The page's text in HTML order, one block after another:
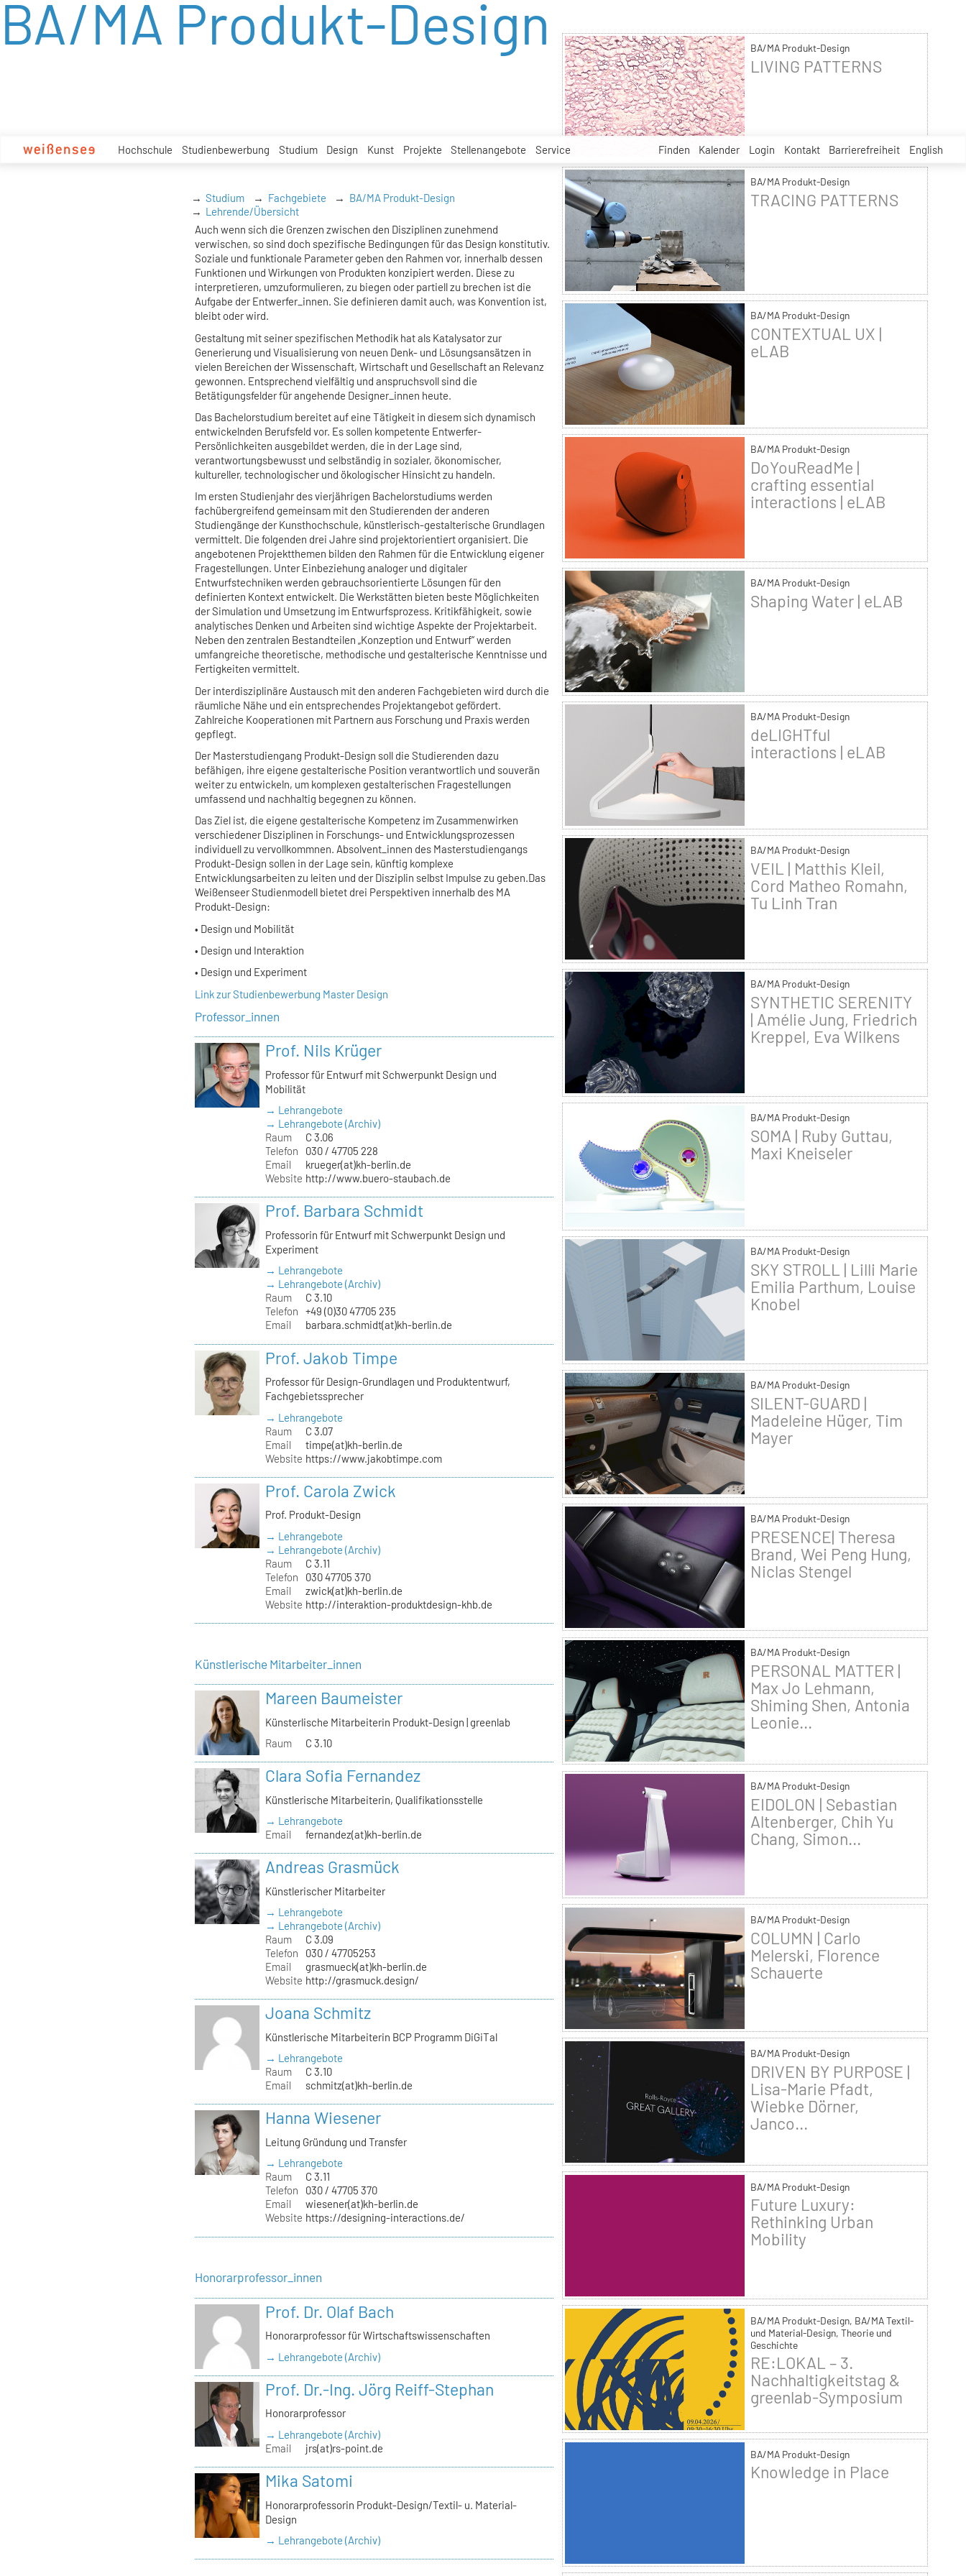
zum
Inhalt
Hochschule Studienbewerbung Studium Design Kunst Projekte Stellenangebote Service Finden Kalender Login Kontakt Barrierefreiheit English
BA/MA Produkt-Design
Studium Fachgebiete
BA/MA Produkt-Design
Lehrende/Übersicht
Auch wenn sich die Grenzen zwischen den Disziplinen zunehmend
verwischen, so sind doch spezifische Bedingungen für das Design konstitutiv.
Soziale und funktionale Parameter geben den Rahmen vor, innerhalb dessen
Funktionen und Wirkungen von Produkten konzipiert werden. Diese zu
interpretieren, umzuformulieren, zu biegen oder partiell zu brechen ist die
Aufgabe der Entwerfer_innen. Sie definieren damit auch, was Konvention ist,
bleibt oder wird.
Gestaltung mit seiner spezifischen Methodik hat als Katalysator zur
Generierung und Visualisierung von neuen Denk- und Lösungsansätzen in
vielen Bereichen der Wissenschaft, Wirtschaft und Gesellschaft an Relevanz
gewonnen. Entsprechend vielfältig und anspruchsvoll sind die
Betätigungsfelder für angehende Designer_innen heute.
Das Bachelorstudium bereitet auf eine Tätigkeit in diesem sich dynamisch
entwickelnden Berufsfeld vor. Es sollen kompetente Entwerfer-
Persönlichkeiten ausgebildet werden, die in der Lage sind,
verantwortungsbewusst und selbständig in sozialer, ökonomischer,
kultureller, technologischer und ökologischer Hinsicht zu handeln.
Im ersten Studienjahr des vierjährigen Bachelorstudiums werden
fachübergreifend gemeinsam mit den Studierenden der anderen
Studiengänge der Kunsthochschule, künstlerisch-gestalterische Grundlagen
vermittelt. Die folgenden drei Jahre sind projektorientiert organisiert. Die
angebotenen Projektthemen bilden den Rahmen für die Entwicklung eigener
Fragestellungen. Unter Einbeziehung analoger und digitaler
Entwurfstechniken werden gebrauchsorientierte Lösungen für den
definierten Kontext entwickelt. Die Werkstätten bieten beste Möglichkeiten
der Simulation und Umsetzung im Entwurfsprozess. Kritikfähigkeit, sowie
analytisches Denken und Arbeiten sind wichtige Aspekte der Projektarbeit.
Neben den zentralen Bestandteilen „Konzeption und Entwurf“ werden
umfangreiche theoretische, methodische und gestalterische Kenntnisse und
Fertigkeiten vermittelt.
Der interdisziplinäre Austausch mit den anderen Fachgebieten wird durch die
räumliche Nähe und ein entsprechendes Projektangebot gefördert.
Zahlreiche Kooperationen mit Partnern aus Forschung und Praxis werden
gepflegt.
Der Masterstudiengang Produkt-Design soll die Studierenden dazu
befähigen, ihre eigene gestalterische Position verantwortlich und souverän
weiter zu entwickeln, um komplexen gestalterischen Fragestellungen
umfassend und nachhaltig begegnen zu können.
Das Ziel ist, die eigene gestalterische Kompetenz im Zusammenwirken
verschiedener Disziplinen in Forschungs- und Entwicklungsprozessen
individuell zu vervollkommnen. Absolvent_innen des Masterstudiengangs
Produkt-Design sollen in der Lage sein, künftig komplexe
Entwicklungsarbeiten zu leiten und der Disziplin selbst Impulse zu geben.Das
Weißenseer Studienmodell bietet drei Perspektiven innerhalb des MA
Produkt-Design:
• Design und Mobilität
• Design und Interaktion
• Design und Experiment
Link zur Studienbewerbung Master Design
Professor_innen
Prof. Nils Krüger
Professor für Entwurf mit Schwerpunkt Design und
Mobilität
→ Lehrangebote
→ Lehrangebote (Archiv)
Raum
C 3.06
Telefon
030 / 47705 228
Email
krueger(at)kh-berlin.de
Website http://www.buero-staubach.de
Prof. Barbara Schmidt
Professorin für Entwurf mit Schwerpunkt Design und
Experiment
→ Lehrangebote
→ Lehrangebote (Archiv)
Raum
C 3.10
Telefon
+49 (0)30 47705 235
Email
barbara.schmidt(at)kh-berlin.de
Prof. Jakob Timpe
Professor für Design-Grundlagen und Produktentwurf,
Fachgebietssprecher
→ Lehrangebote
Raum
C 3.07
Email
timpe(at)kh-berlin.de
Website https://www.jakobtimpe.com
Prof. Carola Zwick
Prof. Produkt-Design
→ Lehrangebote
→ Lehrangebote (Archiv)
Raum
C 3.11
Telefon
030 47705 370
Email
zwick(at)kh-berlin.de
Website http://interaktion-produktdesign-khb.de
Künstlerische Mitarbeiter_innen
Mareen Baumeister
Künsterlische Mitarbeiterin Produkt-Design | greenlab
Raum
C 3.10
Clara Sofia Fernandez
Künstlerische Mitarbeiterin, Qualifikationsstelle
→ Lehrangebote
Email
fernandez(at)kh-berlin.de
Andreas Grasmück
Künstlerischer Mitarbeiter
→ Lehrangebote
→ Lehrangebote (Archiv)
Raum
C 3.09
Telefon
030 / 47705253
Email
grasmueck(at)kh-berlin.de
Website http://grasmuck.design/
Joana Schmitz
Künstlerische Mitarbeiterin BCP Programm DiGiTal
→ Lehrangebote
Raum
C 3.10
Email
schmitz(at)kh-berlin.de
Hanna Wiesener
Leitung Gründung und Transfer
→ Lehrangebote
Raum
C 3.11
Telefon
030 / 47705 370
Email
wiesener(at)kh-berlin.de
Website https://designing-interactions.de/
Honorarprofessor_innen
Prof. Dr. Olaf Bach
Honorarprofessor für Wirtschaftswissenschaften
→ Lehrangebote (Archiv)
Prof. Dr.-Ing. Jörg Reiff-Stephan
Honorarprofessor
→ Lehrangebote (Archiv)
Email
jrs(at)rs-point.de
Mika Satomi
Honorarprofessorin Produkt-Design/Textil- u. Material-
Design
→ Lehrangebote (Archiv)
BA/MA Produkt-Design
LIVING PATTERNS
BA/MA Produkt-Design
TRACING PATTERNS
BA/MA Produkt-Design
CONTEXTUAL UX |
eLAB
BA/MA Produkt-Design
DoYouReadMe |
crafting essential
interactions | eLAB
BA/MA Produkt-Design
Shaping Water | eLAB
BA/MA Produkt-Design
deLIGHTful
interactions | eLAB
BA/MA Produkt-Design
VEIL | Matthis Kleil,
Cord Matheo Romahn,
Tu Linh Tran
BA/MA Produkt-Design
SYNTHETIC SERENITY
| Amélie Jung, Friedrich
Kreppel, Eva Wilkens
BA/MA Produkt-Design
SOMA | Ruby Guttau,
Maxi Kneiseler
BA/MA Produkt-Design
SKY STROLL | Lilli Marie
Emilia Parthum, Louise
Knobel
BA/MA Produkt-Design
SILENT-GUARD |
Madeleine Hüger, Tim
Mayer
BA/MA Produkt-Design
PRESENCE| Theresa
Brand, Wei Peng Hung,
Niclas Stengel
BA/MA Produkt-Design
PERSONAL MATTER |
Max Jo Lehmann,
Shiming Shen, Antonia
Leonie...
BA/MA Produkt-Design
EIDOLON | Sebastian
Altenberger, Chih Yu
Chang, Simon...
BA/MA Produkt-Design
COLUMN | Carlo
Melerski, Florence
Schauerte
BA/MA Produkt-Design
DRIVEN BY PURPOSE |
Lisa-Marie Pfadt,
Wiebke Dörner,
Janco...
BA/MA Produkt-Design
Future Luxury:
Rethinking Urban
Mobility
BA/MA Produkt-Design, BA/MA Textil-
und Material-Design, Theorie und
Geschichte
RE:LOKAL – 3.
Nachhaltigkeitstag &
greenlab-Symposium
BA/MA Produkt-Design
Knowledge in Place